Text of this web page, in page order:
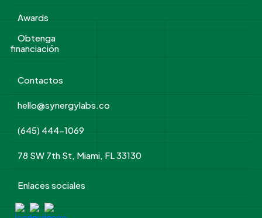
Awards
Obtenga
financiación
Contactos
hello@synergylabs.co
(645) 444-1069
78 SW 7th St, Miami, FL 33130
Enlaces sociales